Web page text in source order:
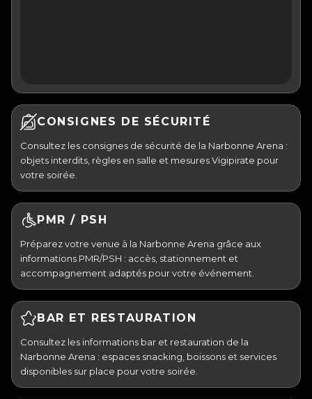
CONSIGNES DE SÉCURITÉ
Consultez les consignes de sécurité de la Narbonne Arena :
objets interdits, règles en salle et mesures Vigipirate pour
votre soirée.
PMR / PSH
Préparez votre venue à la Narbonne Arena grâce aux
informations PMR/PSH : accès, stationnement et
accompagnement adaptés pour votre événement.
BAR ET RESTAURATION
Consultez les informations bar et restauration de la
Narbonne Arena : espaces snacking, boissons et services
disponibles sur place pour votre soirée.